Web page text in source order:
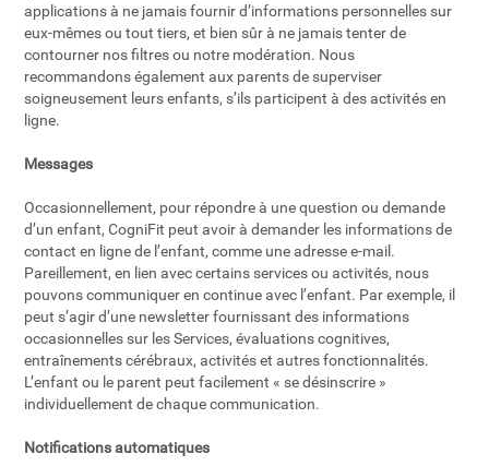
applications à ne jamais fournir d’informations personnelles sur
eux-mêmes ou tout tiers, et bien sûr à ne jamais tenter de
contourner nos filtres ou notre modération. Nous
recommandons également aux parents de superviser
soigneusement leurs enfants, s’ils participent à des activités en
ligne.
Messages
Occasionnellement, pour répondre à une question ou demande
d’un enfant, CogniFit peut avoir à demander les informations de
contact en ligne de l’enfant, comme une adresse e-mail.
Pareillement, en lien avec certains services ou activités, nous
pouvons communiquer en continue avec l’enfant. Par exemple, il
peut s’agir d’une newsletter fournissant des informations
occasionnelles sur les Services, évaluations cognitives,
entraînements cérébraux, activités et autres fonctionnalités.
L’enfant ou le parent peut facilement « se désinscrire »
individuellement de chaque communication.
Notifications automatiques